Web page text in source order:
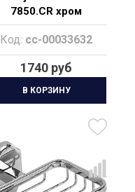
7850.CR хром
Код: cc-00033632
1740 руб
В КОРЗИНУ